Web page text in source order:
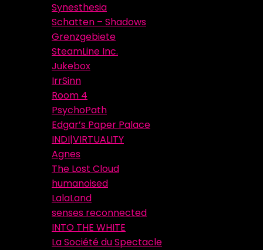
Synesthesia
Schatten – Shadows
Grenzgebiete
SteamLine Inc.
Jukebox
IrrSinn
Room 4
PsychoPath
Edgar’s Paper Palace
INDI|VIRTUALITY
Agnes
The Lost Cloud
humanoised
LalaLand
senses reconnected
INTO THE WHITE
La Société du Spectacle